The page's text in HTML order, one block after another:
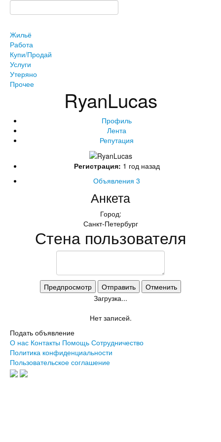
Жильё
Работа
Купи/Продай
Услуги
Утеряно
Прочее
RyanLucas
Профиль
Лента
Репутация
Регистрация: 1 год назад
Объявления 3
Анкета
Город:
Санкт-Петербург
Стена пользователя
Загрузка...
Нет записей.
Подать объявление
О нас Контакты Помощь Сотрудничество
Политика конфиденциальности
Пользовательское соглашение